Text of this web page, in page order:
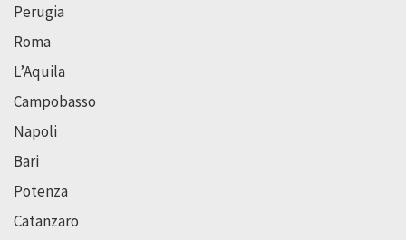
Perugia
Roma
L’Aquila
Campobasso
Napoli
Bari
Potenza
Catanzaro